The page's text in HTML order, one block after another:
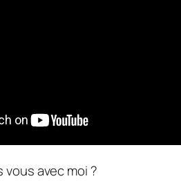
vous avec moi ?